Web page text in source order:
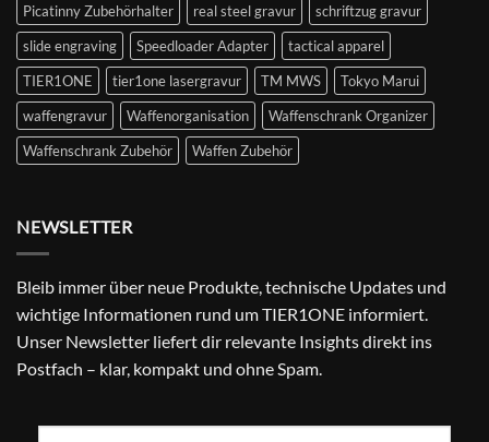
Picatinny Zubehörhalter
real steel gravur
schriftzug gravur
slide engraving
Speedloader Adapter
tactical apparel
TIER1ONE
tier1one lasergravur TM MWS
Tokyo Marui
waffengravur
Waffenorganisation
Waffenschrank Organizer
Waffenschrank Zubehör
Waffen Zubehör
NEWSLETTER
Bleib immer über neue Produkte, technische Updates und
wichtige Informationen rund um TIER1ONE informiert.
Unser Newsletter liefert dir relevante Insights direkt ins
Postfach – klar, kompakt und ohne Spam.